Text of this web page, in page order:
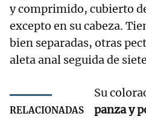
y comprimido, cubierto
excepto en su cabeza.
bien separadas, otras
aleta anal seguida de
RELACIONADAS
Su
panza y